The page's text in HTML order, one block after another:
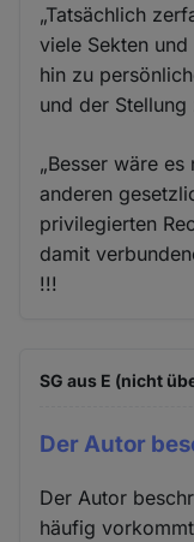
„Tatsächlich
viele Sekten
hin zu
und der Stellung
„Besser wäre
anderen
privilegierten
damit
!!!
SG aus E (nicht
Der Autor
Der Autor
häufig